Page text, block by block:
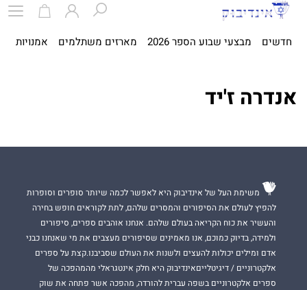
חדשים מבצעי שבוע הספר 2026 מארזים משתלמים אמנויות
אנדרה ז'יד
משימת העל של אינדיבוק היא לאפשר לכמה שיותר סופרים וסופרות
להפיץ לעולם את הסיפורים והמסרים שלהם, לתת לקוראים חופש בחירה
והעשיר את כוח הקריאה בעולם שלהם. אנחנו אוהבים ספרים, סיפורים
ולמידה, בדיוק כמוכם, אנו מאמינים שסיפורים מעצבים את מי שאנחנו כבני
אדם ומילים יכולות להעצים ולשנות את העולם שסביבנו.קצת על ספרים
אלקטרוניים / דיגיטלייםאינדיבוק היא חלק אינטגראלי מהמהפכה של
ספרים אלקטרוניים בשפה עברית להורדה, מהפכה אשר פתחה את שוק